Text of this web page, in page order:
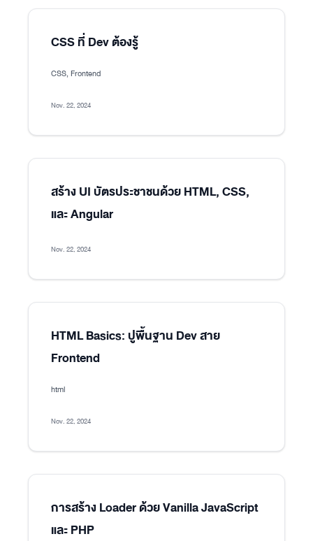
CSS ที่ Dev ต้องรู้
CSS, Frontend
Nov. 22, 2024
สร้าง UI บัตรประชาชนด้วย HTML, CSS,
และ Angular
Nov. 22, 2024
HTML Basics: ปูพื้นฐาน Dev สาย
Frontend
html
Nov. 22, 2024
การสร้าง Loader ด้วย Vanilla JavaScript
และ PHP